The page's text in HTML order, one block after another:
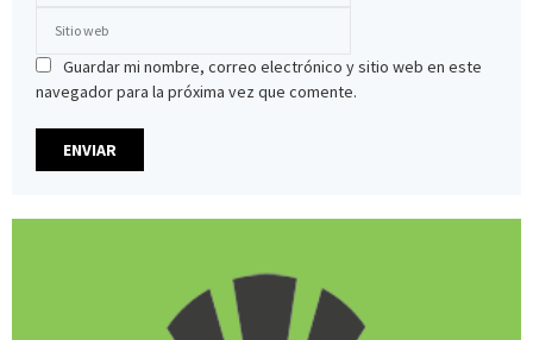
Guardar mi nombre, correo electrónico y sitio web en este
navegador para la próxima vez que comente.